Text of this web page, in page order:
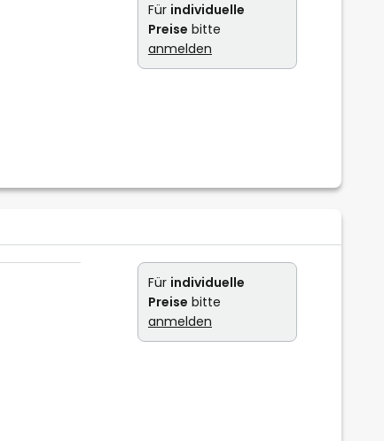
Für individuelle
Preise bitte
anmelden
Für individuelle
Preise bitte
anmelden